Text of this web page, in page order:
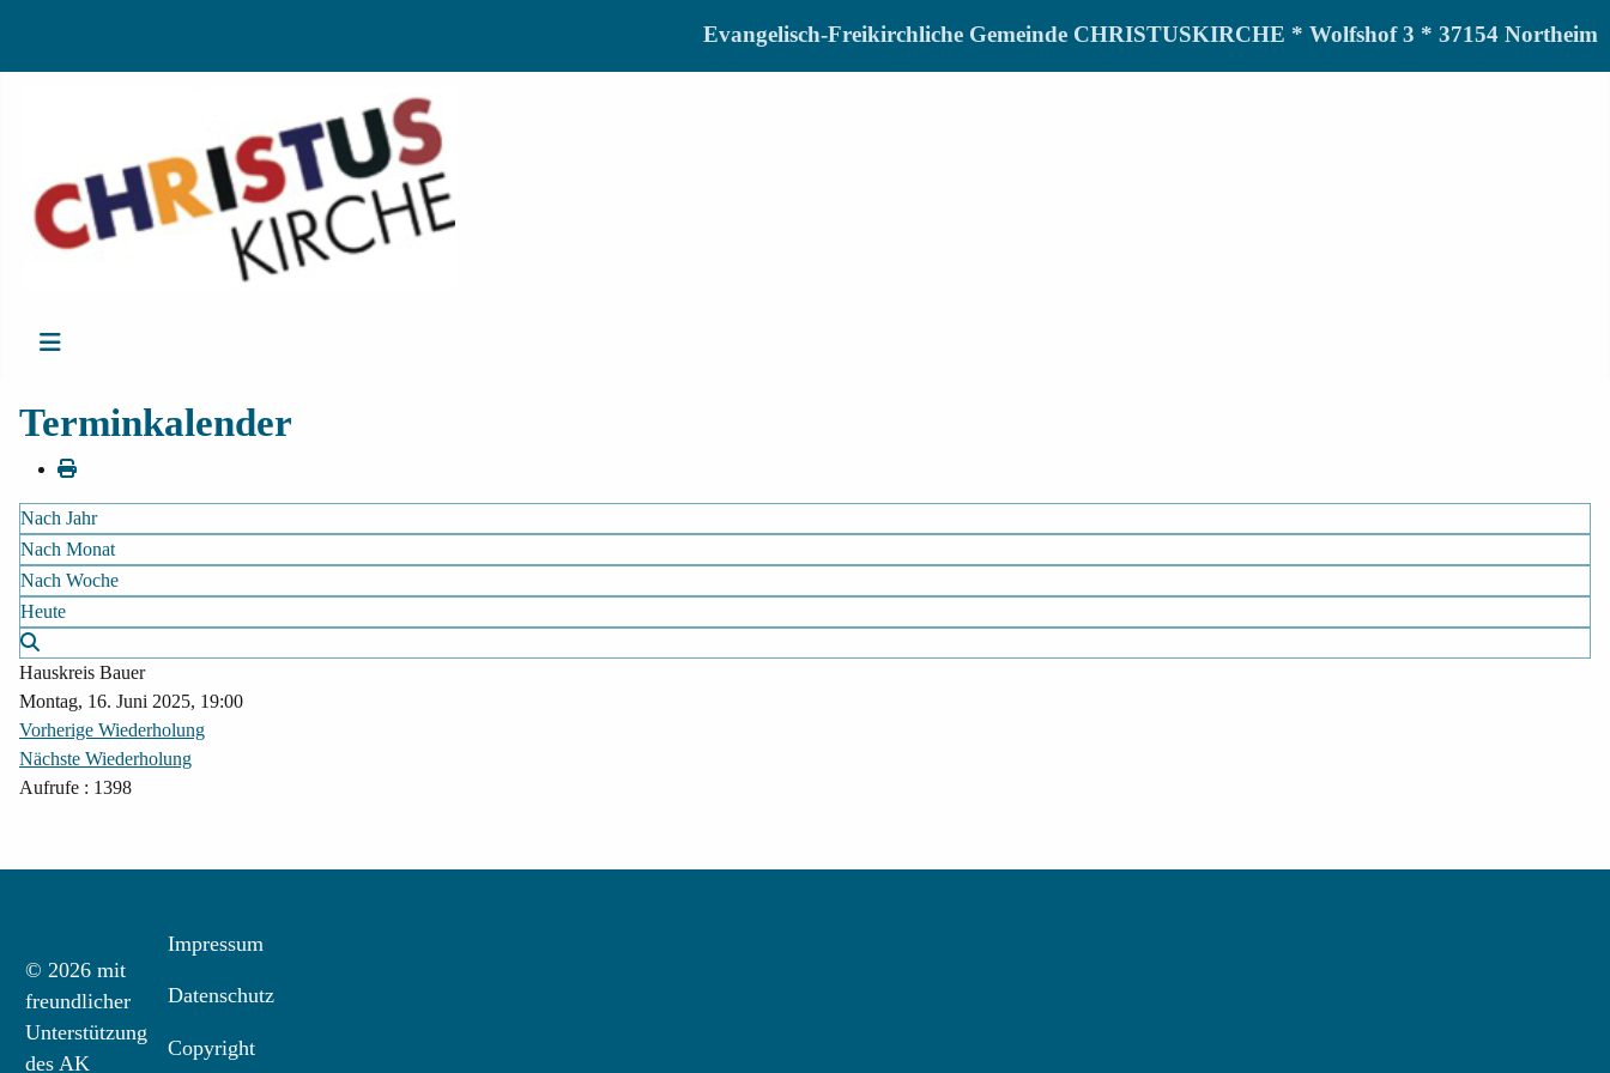
Evangelisch-Freikirchliche Gemeinde CHRISTUSKIRCHE * Wolfshof 3 * 37154 Northeim
Terminkalender
Nach Jahr
Nach Monat
Nach Woche
Heute
Hauskreis Bauer
Montag, 16. Juni 2025, 19:00
Vorherige Wiederholung
Nächste Wiederholung
Aufrufe : 1398
© 2026 mit
freundlicher
Unterstützung
des AK
Impressum
Datenschutz
Copyright